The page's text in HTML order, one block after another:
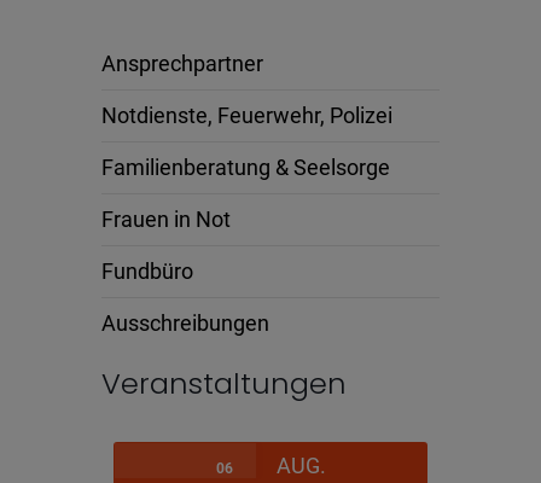
Ansprechpartner
Notdienste, Feuerwehr, Polizei
Familienberatung & Seelsorge
Frauen in Not
Fundbüro
Ausschreibungen
Veranstaltungen
06 AUG.